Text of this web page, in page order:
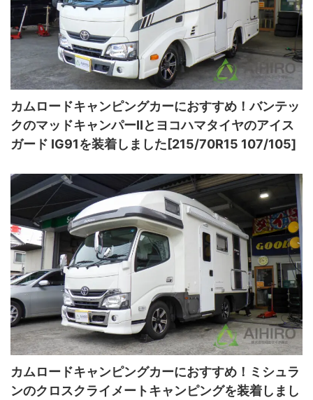
カムロードキャンピングカーにおすすめ！バンテッ
クのマッドキャンパーⅡとヨコハマタイヤのアイス
ガード IG91を装着しました[215/70R15 107/105]
カムロードキャンピングカーにおすすめ！ミシュラ
ンのクロスクライメートキャンピングを装着しまし